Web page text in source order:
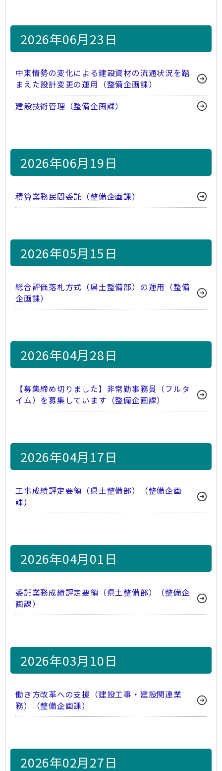
2026年06月23日
中東情勢の変化による建設資材の流通状況を踏
まえた設計変更の運用（整備企画課）
建設技術管理（整備企画課）
2026年06月19日
積算業務民間委託（整備企画課）
2026年05月15日
総合評価落札方式（県土整備部）の運用（整備
企画課）
2026年04月28日
【募集締め切りました】非常勤事務員（フルタ
イム）を募集しています（整備企画課）
2026年04月17日
工事成績評定要領（県土整備部）（整備企画
課）
2026年04月01日
委託業務成績評定要領（県土整備部）（整備企
画課）
2026年03月10日
働き方改革への支援（建設工事・建設関連業
務）（整備企画課）
2026年02月27日